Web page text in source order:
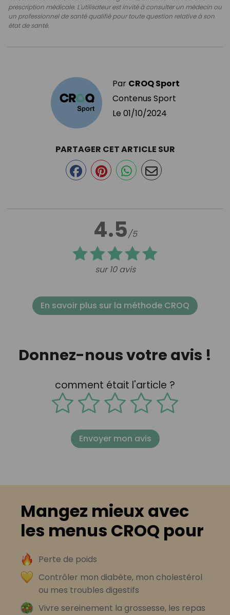
prescription médicale. L'utilisateur est invité à consulter un médecin ou
un professionnel de santé qualifié pour toute question relative à son
état de santé.
Par CROQ Sport
Contenus Sport
Le 01/10/2024
4.5/5
sur 10 avis
PARTAGER CET ARTICLE SUR
En savoir plus sur la méthode CROQ
Donnez-nous votre avis !
comment était l'article ?
Envoyer mon avis
Mangez mieux avec
les menus CROQ pour
Perte de poids
Contrôler mon diabète, mon cholestérol
ou mes troubles digestifs
Vivre sereinement la grossesse, les repas